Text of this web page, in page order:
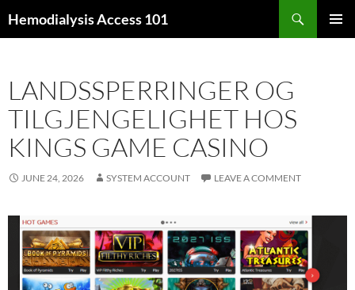
toHemodialysis Access 101
LANDSSPERRINGER OG
TILGJENGELIGHET HOS
KINGS GAME CASINO
JUNE 24, 2026 SYSTEM ACCOUNT LEAVE A COMMENT